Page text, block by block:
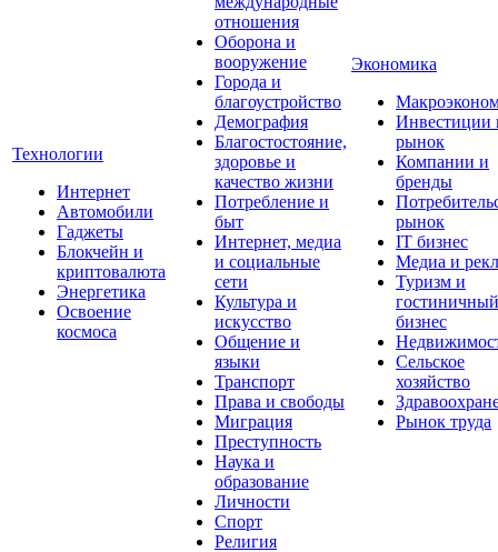
Технологии
Интернет
Автомобили
Гаджеты
Блокчейн и
криптовалюта
Энергетика
Освоение
космоса
отношения
Оборона и
вооружение
Города и
благоустройство
Демография
Благостостояние,
здоровье и
качество жизни
Потребление и
быт
Интернет, медиа
и социальные
сети
Культура и
искусство
Общение и
языки
Транспорт
Права и свободы
Миграция
Преступность
Наука и
образование
Личности
Спорт
Религия
Экономика
Инвестиции
рынок
Компании и
бренды
рынок
IT бизнес
Медиа и
Туризм и
гостиничный
бизнес
Сельское
хозяйство
Рынок труда